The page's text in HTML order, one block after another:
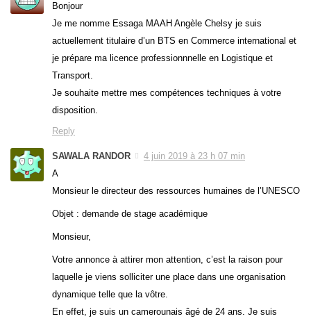
Bonjour
Je me nomme Essaga MAAH Angèle Chelsy je suis
actuellement titulaire d’un BTS en Commerce international et
je prépare ma licence professionnnelle en Logistique et
Transport.
Je souhaite mettre mes compétences techniques à votre
disposition.
Reply
SAWALA RANDOR
4 juin 2019 à 23 h 07 min
A
Monsieur le directeur des ressources humaines de l’UNESCO
Objet : demande de stage académique
Monsieur,
Votre annonce à attirer mon attention, c’est la raison pour
laquelle je viens solliciter une place dans une organisation
dynamique telle que la vôtre.
En effet, je suis un camerounais âgé de 24 ans. Je suis